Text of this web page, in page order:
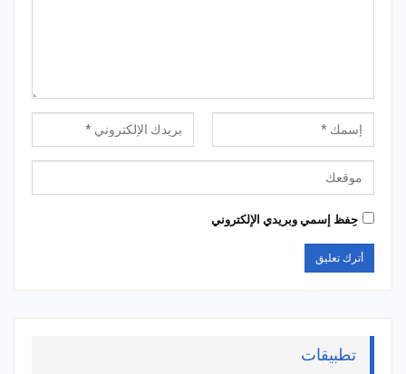
حِفظ إسمي وبريدي الإلكتروني
تطبيقات